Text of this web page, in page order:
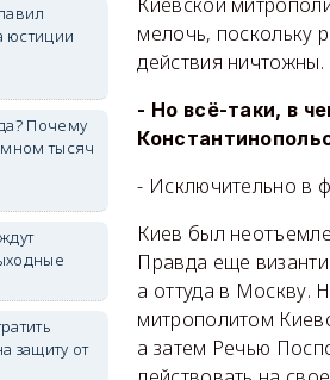
Киевской
мелочь, поскольку
действия ничтожны.
- Но всё-таки, в
- Исключительно в
Киев был
Правда еще
а оттуда в Москву.
митрополитом
а затем Речью
юстиции
Почему
тысяч
защиту от